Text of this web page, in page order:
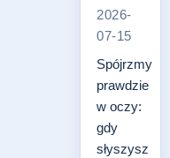
2026-
07-15
Spójrzmy
prawdzie
w oczy:
gdy
słyszysz